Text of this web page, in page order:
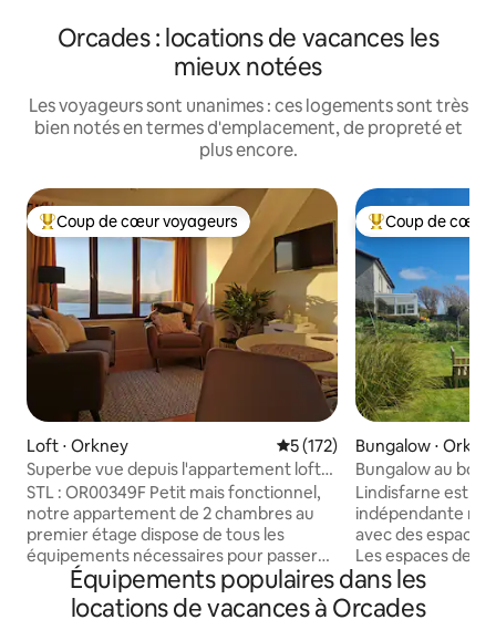
Orcades : locations de vacances les
mieux notées
Les voyageurs sont unanimes : ces logements sont très
bien notés en termes d'emplacement, de propreté et
plus encore.
Coups de cœur voyageurs les plus appréciés
Coup de cœur voyageurs
Loft ⋅ Orkney Évaluation moyenne sur la
5 (172)
Superbe vue depuis l'appartement loft
de 2 chambres
STL : OR00349F Petit mais fonctionnel,
notre appartement de 2 chambres au
premier étage dispose de tous les
équipements nécessaires pour passer
un séjour confortable. Notre propriété
bénéficie d'une superbe vue sur la mer
sur Scapa Flow, Hoy et au-delà, ainsi que
Coups de cœur
Coup de cœur
Bungalow ⋅
Bungalow au
spectaculaires et
Lindisfarne est
indépendante
avec des
Les espaces de
vue
Stenness. Située
néolithiques, à
Équipements populaires dans les
locations de vacances à Orcades